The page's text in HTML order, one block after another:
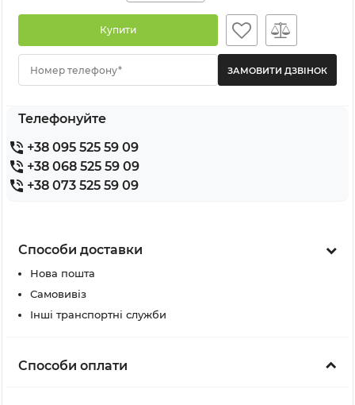
Купити
Номер телефону*
Телефонуйте
+38 095 525 59 09
+38 068 525 59 09
+38 073 525 59 09
Способи доставки
Нова пошта
Самовивіз
Інші транспортні служби
Способи оплати